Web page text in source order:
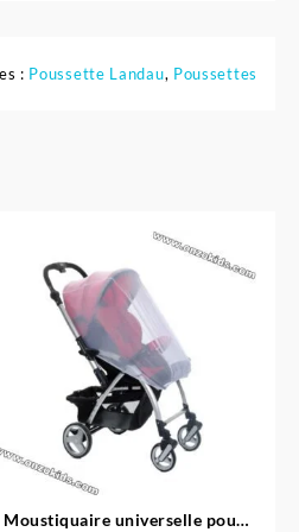
: Poussette Landau, Poussettes
Moustiquaire universelle pour